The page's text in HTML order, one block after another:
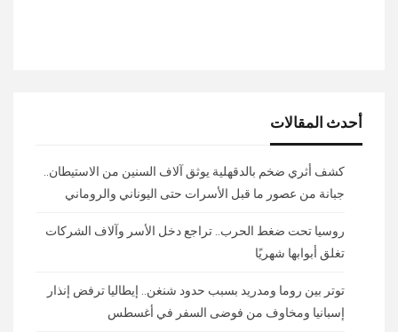
أحدث المقالات
كشف أثري ضخم بالدقهلية يوثق آلاف السنين من الاستيطان..
جبانة من عصور ما قبل الأسرات حتى اليوناني والروماني
روسيا تحت ضغط الحرب.. تراجع دخل الأسر وآلاف الشركات
تغلق أبوابها شهريًا
توتر بين روما ومدريد بسبب حدود شنغن.. إيطاليا ترفض إنذار
إسبانيا ومخاوف من فوضى السفر في أغسطس